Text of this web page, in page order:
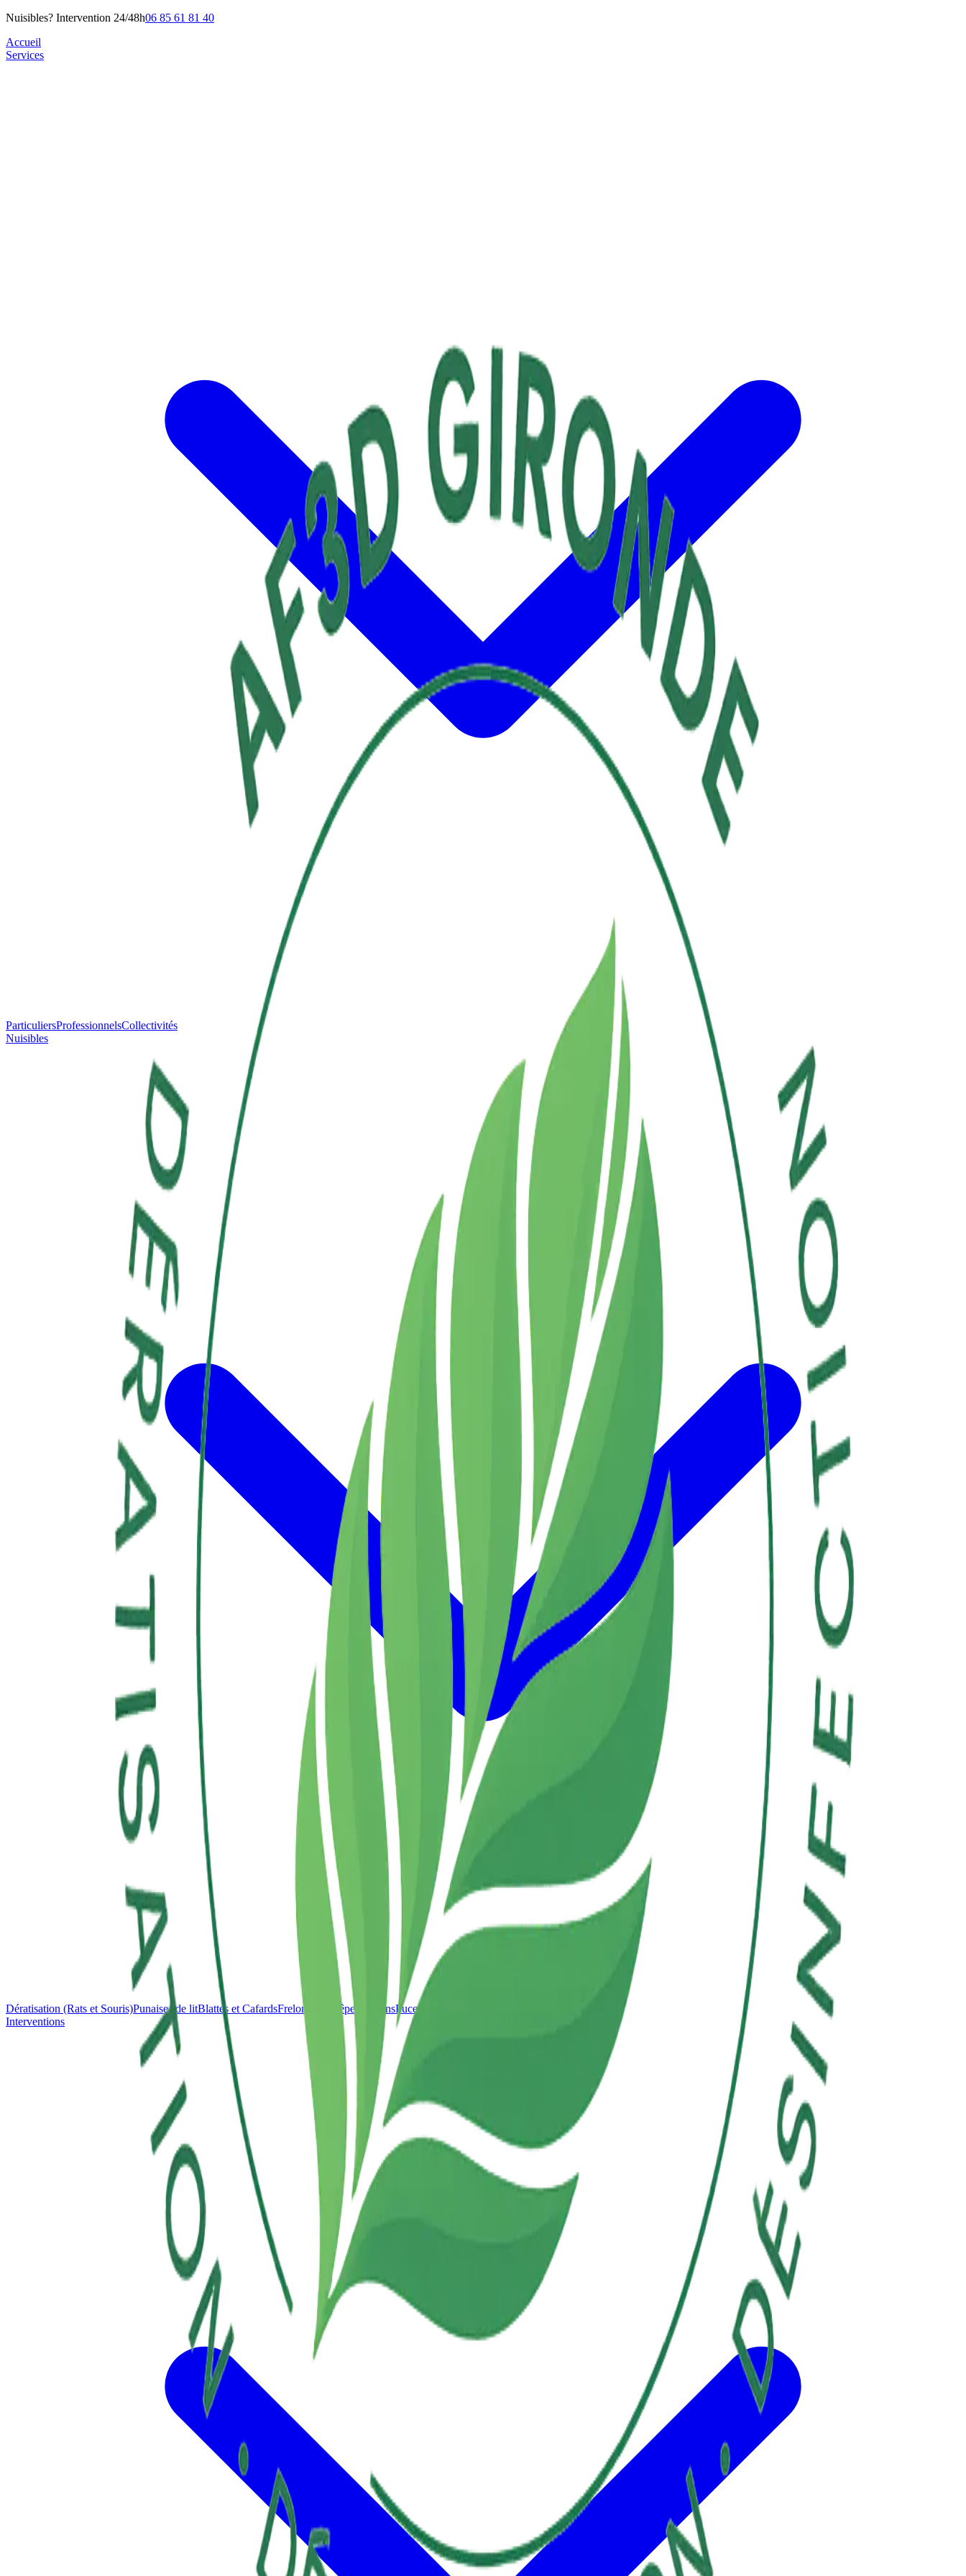
Nuisibles? Intervention 24/48h06 85 61 81 40
Accueil
Services
ParticuliersProfessionnelsCollectivités
Nuisibles
Dératisation (Rats et Souris)Punaises de litBlattes et CafardsFrelons et Guêpes PigeonsPuces
Interventions